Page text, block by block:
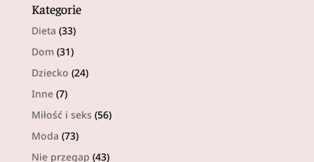
Kategorie
Dieta (33)
Dom (31)
Dziecko (24)
Inne(7)
Miłość i seks (56)
Moda (73)
Nie przegap (43)